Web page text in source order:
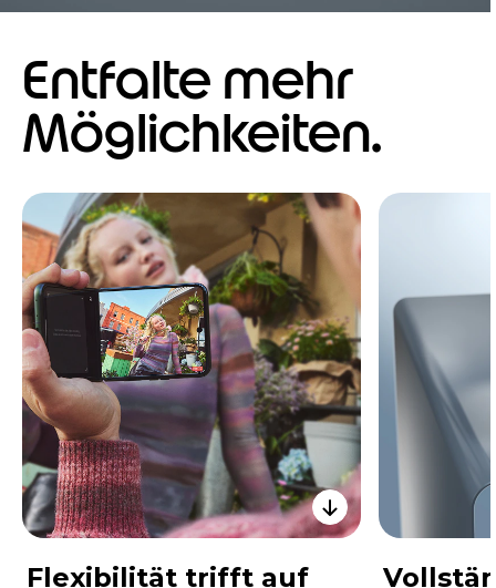
Entfalte mehr
Möglichkeiten.
Flexibilität trifft auf